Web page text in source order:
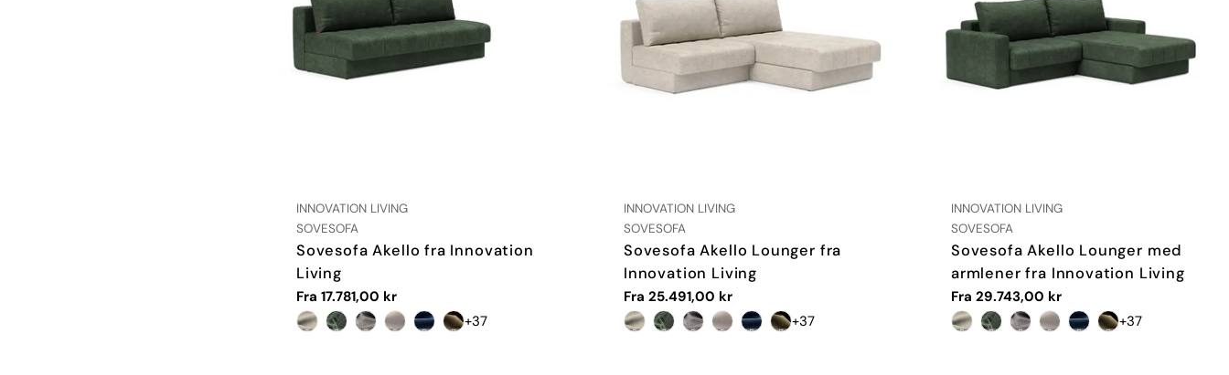
LEVERANDØR:
INNOVATION LIVING
TYPE:
SOVESOFA
Sovesofa Akello fra Innovation
Living
Vanlig
pris
Fra 17.781,00 kr
+37
LEVERANDØR:
INNOVATION LIVING
TYPE:
SOVESOFA
Sovesofa Akello Lounger fra
Innovation Living
Vanlig
pris
Fra 25.491,00 kr
+37
LEVERANDØR:
INNOVATION LIVING
TYPE:
SOVESOFA
Sovesofa Akello Lounger med
armlener fra Innovation Living
Vanlig
pris
Fra 29.743,00 kr
+37